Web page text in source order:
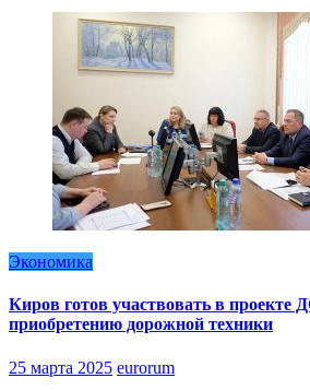
Экономика
Киров готов участвовать в
приобретению дорожной техники
25 марта 2025 eurorum